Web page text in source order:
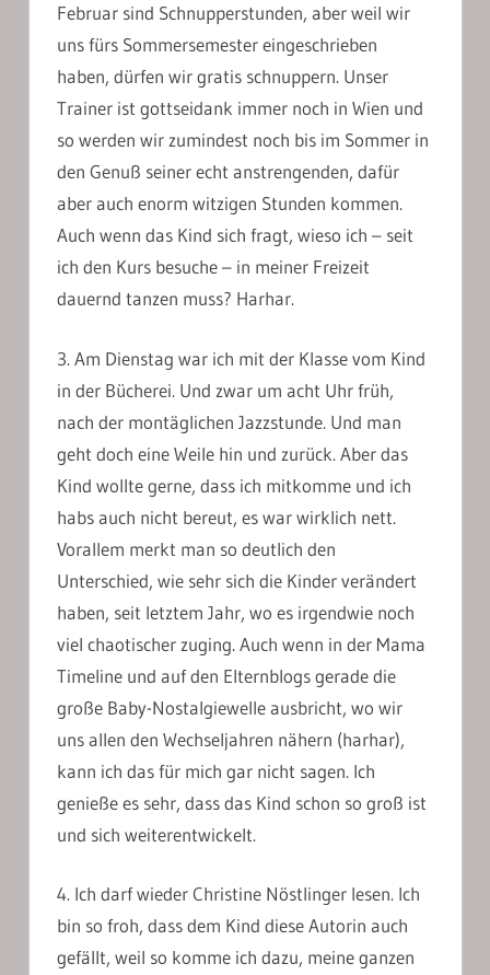
Februar sind Schnupperstunden, aber weil wir
uns fürs Sommersemester eingeschrieben
haben, dürfen wir gratis schnuppern. Unser
Trainer ist gottseidank immer noch in Wien und
so werden wir zumindest noch bis im Sommer in
den Genuß seiner echt anstrengenden, dafür
aber auch enorm witzigen Stunden kommen.
Auch wenn das Kind sich fragt, wieso ich – seit
ich den Kurs besuche – in meiner Freizeit
dauernd tanzen muss? Harhar.
3. Am Dienstag war ich mit der Klasse vom Kind
in der Bücherei. Und zwar um acht Uhr früh,
nach der montäglichen Jazzstunde. Und man
geht doch eine Weile hin und zurück. Aber das
Kind wollte gerne, dass ich mitkomme und ich
habs auch nicht bereut, es war wirklich nett.
Vorallem merkt man so deutlich den
Unterschied, wie sehr sich die Kinder verändert
haben, seit letztem Jahr, wo es irgendwie noch
viel chaotischer zuging. Auch wenn in der Mama
Timeline und auf den Elternblogs gerade die
große Baby-Nostalgiewelle ausbricht, wo wir
uns allen den Wechseljahren nähern (harhar),
kann ich das für mich gar nicht sagen. Ich
genieße es sehr, dass das Kind schon so groß ist
und sich weiterentwickelt.
4. Ich darf wieder Christine Nöstlinger lesen. Ich
bin so froh, dass dem Kind diese Autorin auch
gefällt, weil so komme ich dazu, meine ganzen